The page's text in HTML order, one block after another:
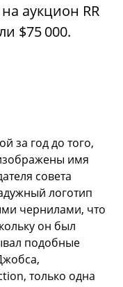
аукцион RR
$75 000.
за год до того,
имя
совета
логотип
чернилами, что
он был
подобные
только одна